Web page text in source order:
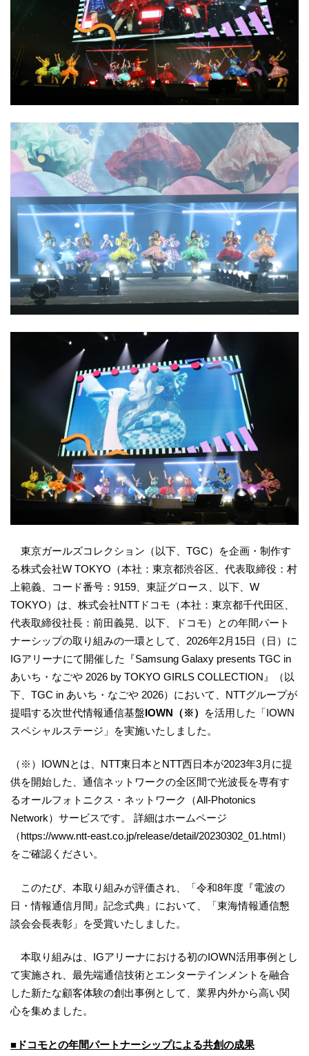
東京ガールズコレクション（以下、TGC）を企画・制作す
る株式会社W TOKYO（本社：東京都渋谷区、代表取締役：村
上範義、コード番号：9159、東証グロース、以下、W
TOKYO）は、株式会社NTTドコモ（本社：東京都千代田区、
代表取締役社長：前田義晃、以下、ドコモ）との年間パート
ナーシップの取り組みの一環として、2026年2月15日（日）に
IGアリーナにて開催した『Samsung Galaxy presents TGC in
あいち・なごや 2026 by TOKYO GIRLS COLLECTION』（以
下、TGC in あいち・なごや 2026）において、NTTグループが
提唱する次世代情報通信基盤IOWN（※）
を活用した「IOWN
スペシャルステージ」を実施いたしました。
（※）IOWNとは、NTT東日本とNTT西日本が2023年3月に提
供を開始した、通信ネットワークの全区間で光波長を専有す
るオールフォトニクス・ネットワーク（All-Photonics
Network）サービスです。 詳細はホームページ
（https://www.ntt-east.co.jp/release/detail/20230302_01.html）
をご確認ください。
このたび、本取り組みが評価され、「令和8年度『電波の
日・情報通信月間』記念式典」において、「東海情報通信懇
談会会長表彰」を受賞いたしました。
本取り組みは、IGアリーナにおける初のIOWN活用事例とし
て実施され、最先端通信技術とエンターテインメントを融合
した新たな顧客体験の創出事例として、業界内外から高い関
心を集めました。
■ドコモとの年間パートナーシップによる共創の成果